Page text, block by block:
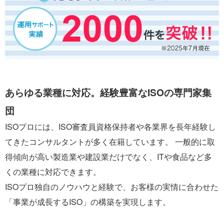
あらゆる業種に対応。経験豊富なISOの専門家集
団
ISOプロには、ISO審査員資格保持者や各業界を長年経験し
てきたコンサルタントが多く在籍しています。 一般的に取
得傾向が高い製造業や建設業だけでなく、ITや食品など多
くの業種に対応できます。
ISOプロ独自のノウハウと経験で、お客様の実情に合わせた
「事業が成長するISO」の構築を実現します。